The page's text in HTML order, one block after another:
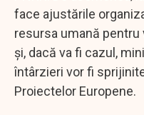
face ajustările
resursa umană
și, dacă va fi cazul,
întârzieri vor fi
Proiectelor Europene.